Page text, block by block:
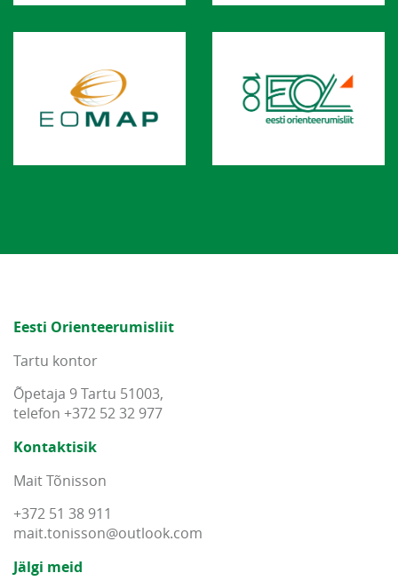
Eesti Orienteerumisliit
Tartu kontor
Õpetaja 9 Tartu 51003,
telefon +372 52 32 977
Kontaktisik
Mait Tõnisson
+372 51 38 911
mait.tonisson@outlook.com
Jälgi meid